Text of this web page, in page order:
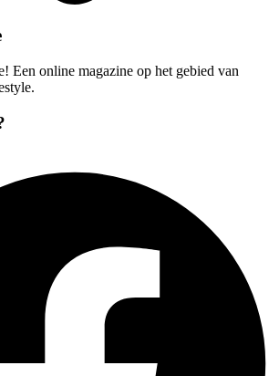
Een online magazine op het gebied van